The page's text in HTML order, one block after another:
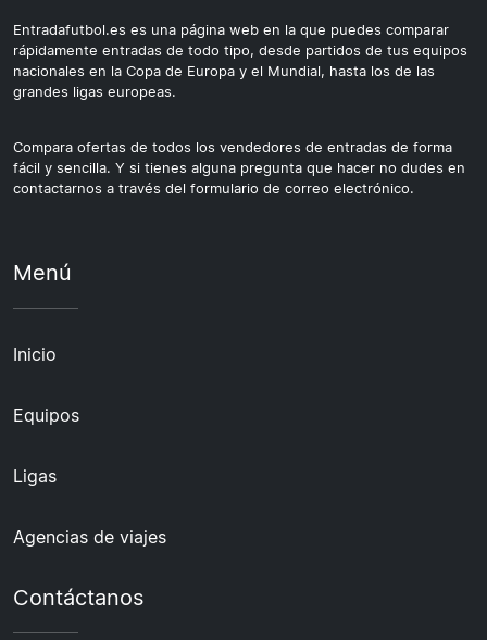
Entradafutbol.es es una página web en la que puedes comparar
rápidamente entradas de todo tipo, desde partidos de tus equipos
nacionales en la Copa de Europa y el Mundial, hasta los de las
grandes ligas europeas.
Compara ofertas de todos los vendedores de entradas de forma
fácil y sencilla. Y si tienes alguna pregunta que hacer no dudes en
contactarnos a través del formulario de correo electrónico.
Menú
Inicio
Equipos
Ligas
Agencias de viajes
Contáctanos